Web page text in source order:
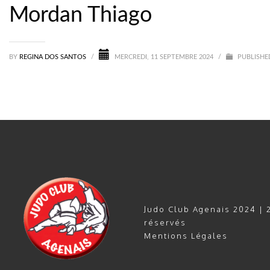
Mordan Thiago
BY REGINA DOS SANTOS / MERCREDI, 11 SEPTEMBRE 2024 /
Judo Club Agenais 2024 |
réservés
Mentions Légales